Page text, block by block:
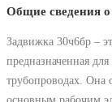
Общие сведения
Задвижка 30ч6бр –
предназначенная
трубопроводах. Она